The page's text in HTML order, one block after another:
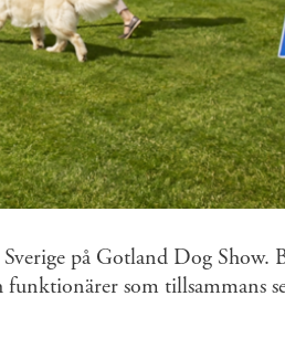
på Gotland Dog Show.
funktionärer som tillsammans